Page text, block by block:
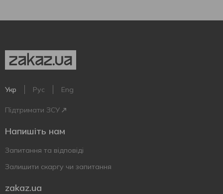
Укр Рус Eng
Підтримати ЗСУ
Напишіть нам
Запитання та відповіді
Залишити скаргу чи запитання
zakaz.ua